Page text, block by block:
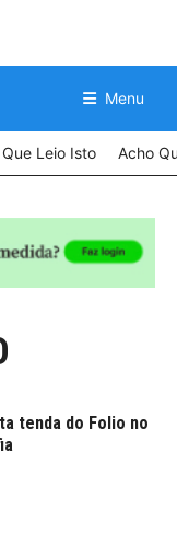
Menu
Leio Isto Acho
tenda do Folio no